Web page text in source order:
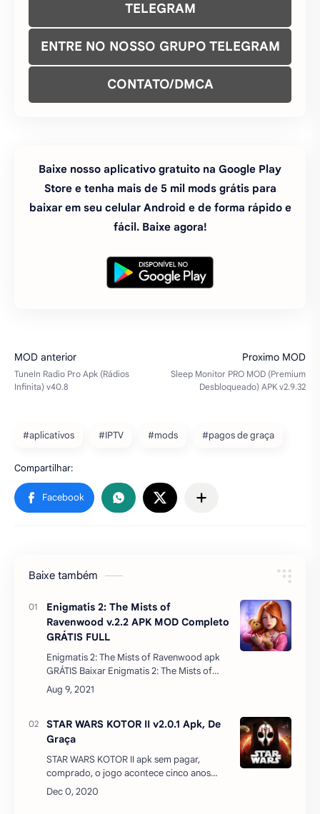
TELEGRAM
ENTRE NO NOSSO GRUPO TELEGRAM
CONTATO/DMCA
Baixe nosso aplicativo gratuito na Google Play
Store e tenha mais de 5 mil mods grátis para
baixar em seu celular Android e de forma rápido e
fácil. Baixe agora!
#aplicativos #IPTV #mods #pagos de graça
Baixe também
Enigmatis 2: The Mists of
Ravenwood v.2.2 APK MOD Completo
GRÁTIS FULL
Enigmatis 2: The Mists of Ravenwood apk
GRÁTIS Baixar Enigmatis 2: The Mists of
Ravenwood APK Mod Android Trazemos
aqui a versão paga do jogo de graça para
STAR WARS KOTOR II v2.0.1 Apk, De
Graça
STAR WARS KOTOR II apk sem pagar,
comprado, o jogo acontece cinco anos
após os Cavaleiros de Guerra nas Estrelas
da Velha República, a saber – os Sith Lords